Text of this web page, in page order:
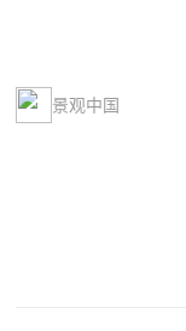
景观中国